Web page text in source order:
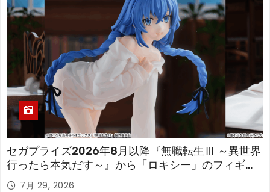
セガプライズ2026年8月以降『無職転生Ⅲ ～異世界
行ったら本気だす～』から「ロキシー」のフィギュ
アが登場！
7月 29, 2026